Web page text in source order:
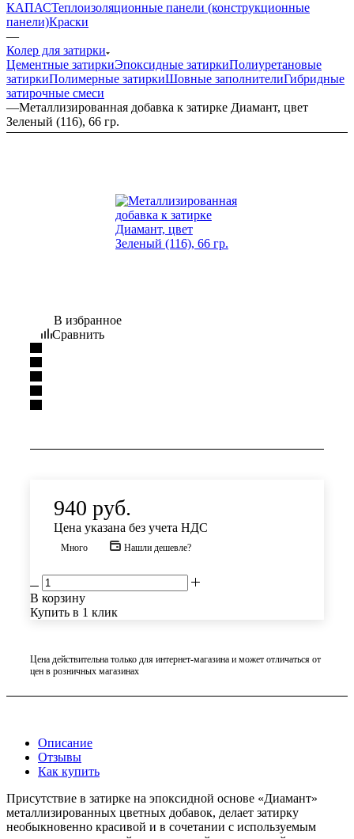
КАПАСТеплоизоляционные панели (конструкционные
панели)Краски
—
Колер для затирки
Цементные затиркиЭпоксидные затиркиПолиуретановые
затиркиПолимерные затиркиШовные заполнителиГибридные
затирочные смеси
—Металлизированная добавка к затирке Диамант, цвет
Зеленый (116), 66 гр.
В избранное
Сравнить
940 руб.
Цена указана без учета НДС
Много Нашли дешевле?
В корзину
Купить в 1 клик
Цена действительна только для интернет-магазина и может отличаться от
цен в розничных магазинах
Описание
Отзывы
Как купить
Присутствие в затирке на эпоксидной основе «Диамант»
металлизированных цветных добавок, ​делает затирку
необыкновенно красивой и в сочетании с используемым